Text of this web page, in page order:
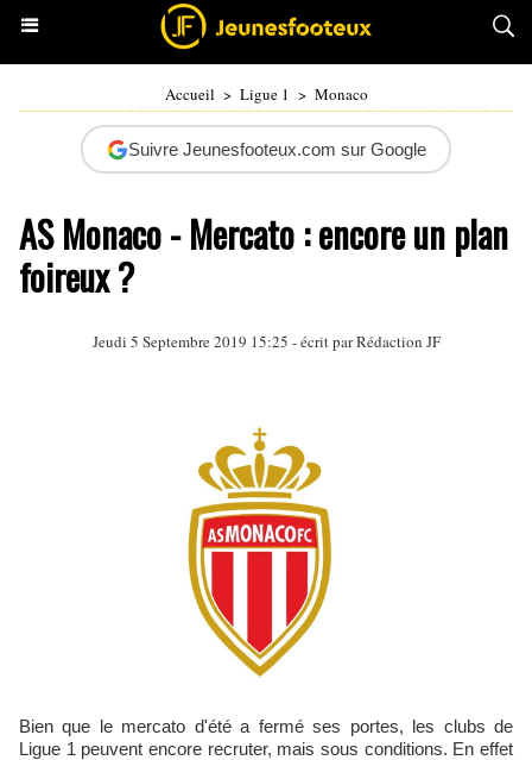
Accueil > Ligue 1 > Monaco
Suivre Jeunesfooteux.com sur Google
AS Monaco - Mercato : encore un plan
foireux ?
Jeudi 5 Septembre 2019 15:25 - écrit par Rédaction JF
Bien que le mercato d'été a fermé ses portes, les clubs de
Ligue 1 peuvent encore recruter, mais sous conditions. En effet